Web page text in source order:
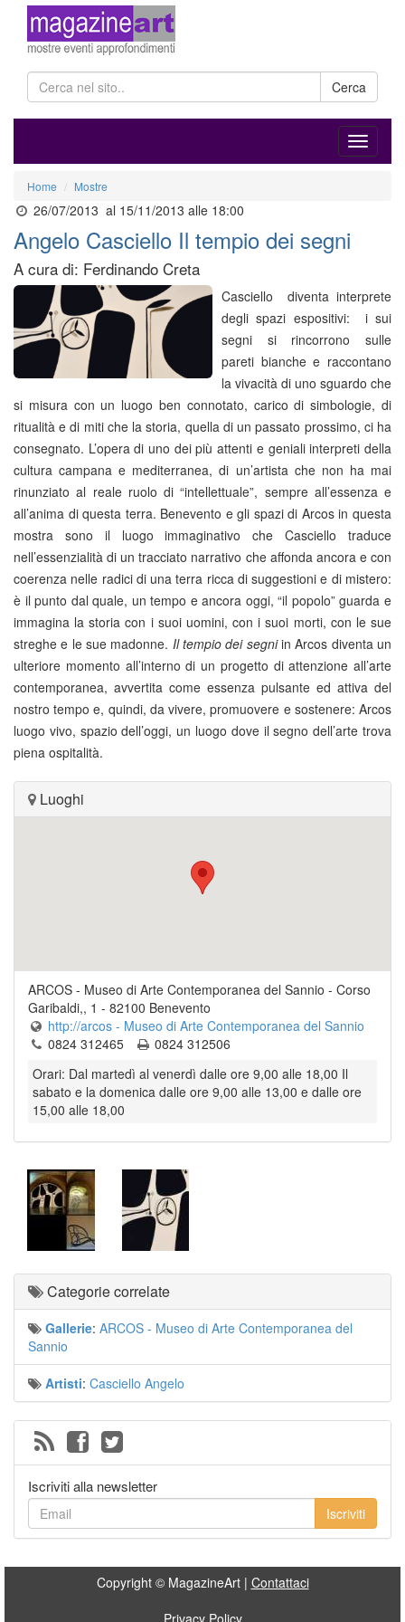
Cerca
Home Mostre
26/07/2013 al 15/11/2013 alle 18:00
Angelo Casciello Il tempio dei segni
A cura di: Ferdinando Creta
Casciello diventa interprete
degli spazi espositivi: i sui
segni si rincorrono sulle
pareti bianche e raccontano
la vivacità di uno sguardo che
si misura con un luogo ben connotato, carico di simbologie, di
ritualità e di miti che la storia, quella di un passato prossimo, ci ha
consegnato. L’opera di uno dei più attenti e geniali interpreti della
cultura campana e mediterranea, di un’artista che non ha mai
rinunziato al reale ruolo di “intellettuale”, sempre all’essenza e
all’anima di questa terra. Benevento e gli spazi di Arcos in questa
mostra sono il luogo immaginativo che Casciello traduce
nell’essenzialità di un tracciato narrativo che affonda ancora e con
coerenza nelle radici di una terra ricca di suggestioni e di mistero:
è il punto dal quale, un tempo e ancora oggi, “il popolo” guarda e
immagina la storia con i suoi uomini, con i suoi morti, con le sue
streghe e le sue madonne. Il tempio dei segniin Arcos diventa un
ulteriore momento all’interno di un progetto di attenzione all’arte
contemporanea, avvertita come essenza pulsante ed attiva del
nostro tempo e, quindi, da vivere, promuovere e sostenere: Arcos
luogo vivo, spazio dell’oggi, un luogo dove il segno dell’arte trova
piena ospitalità.
Luoghi
ARCOS - Museo di Arte Contemporanea del Sannio - Corso
Garibaldi,, 1 - 82100 Benevento
http://arcos - Museo di Arte Contemporanea del Sannio
0824 312465
0824 312506
Orari: Dal martedì al venerdì dalle ore 9,00 alle 18,00 Il
sabato e la domenica dalle ore 9,00 alle 13,00 e dalle ore
15,00 alle 18,00
Categorie correlate
Gallerie: ARCOS - Museo di Arte Contemporanea del
Sannio
Artisti: Casciello Angelo
Iscriviti alla newsletter
Iscriviti
Copyright © MagazineArt | Contattaci
Privacy Policy